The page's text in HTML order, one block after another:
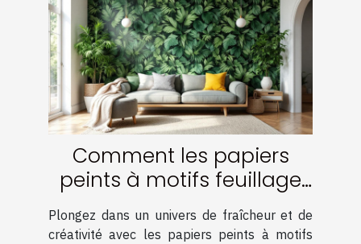
Comment les papiers
peints à motifs feuillage
transforment-ils votre
intérieur ?
Plongez dans un univers de fraîcheur et de
créativité avec les papiers peints à motifs